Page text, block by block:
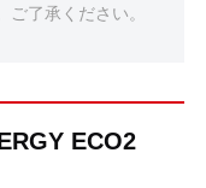
ご了承ください。
ECO2